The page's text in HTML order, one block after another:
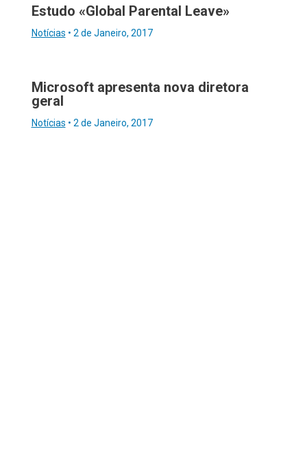
Estudo «Global Parental Leave»
Notícias • 2 de Janeiro, 2017
Microsoft apresenta nova diretora
geral
Notícias • 2 de Janeiro, 2017